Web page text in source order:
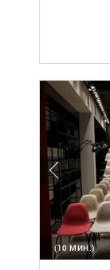
(10 МИН.)